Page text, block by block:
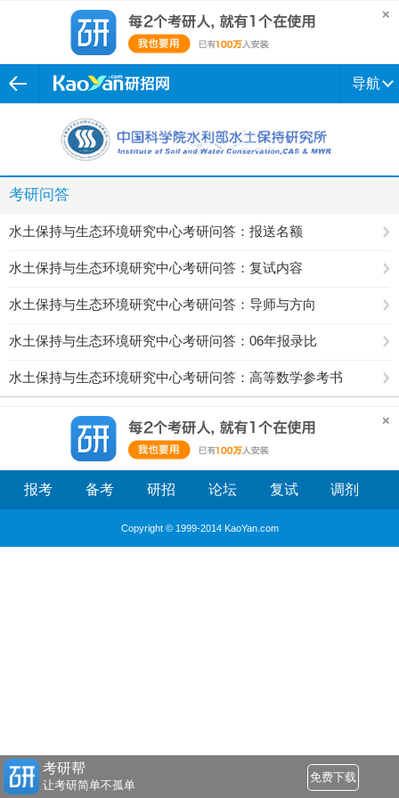
导航
考研问答
水土保持与生态环境研究中心考研问答：报送名额
水土保持与生态环境研究中心考研问答：复试内容
水土保持与生态环境研究中心考研问答：导师与方向
水土保持与生态环境研究中心考研问答：06年报录比
水土保持与生态环境研究中心考研问答：高等数学参考书
报考 备考 研招 论坛 复试 调剂
Copyright © 1999-2014 KaoYan.com
考研帮
让考研简单不孤单
免费下载